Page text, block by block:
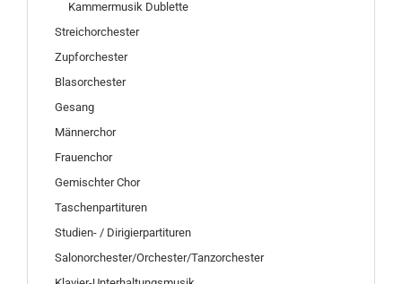
Kammermusik Dublette
Streichorchester
Zupforchester
Blasorchester
Gesang
Männerchor
Frauenchor
Gemischter Chor
Taschenpartituren
Studien- / Dirigierpartituren
Salonorchester/Orchester/Tanzorchester